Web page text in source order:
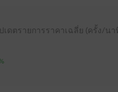
เดตรายการราคาเฉลี่ย (ครั้ง/นา